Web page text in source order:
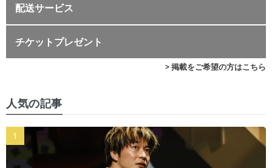
配送サービス
チケットプレゼント
> 掲載をご希望の方はこちら
人気の記事